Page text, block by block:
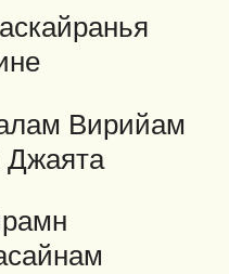
Вирийам